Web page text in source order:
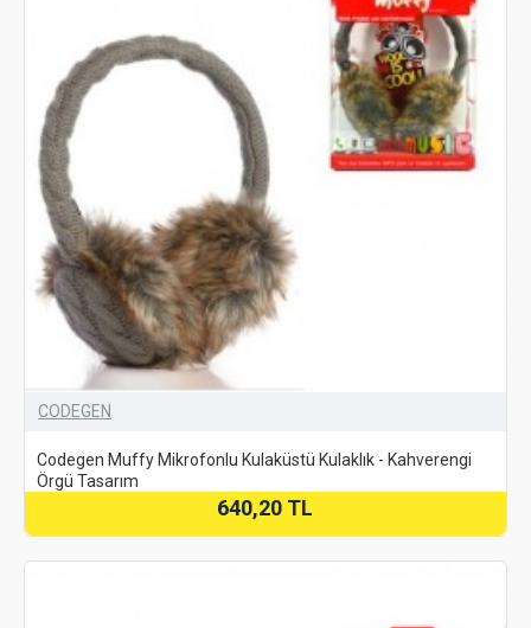
CODEGEN
Codegen Muffy Mikrofonlu Kulaküstü Kulaklık - Kahverengi
Örgü Tasarım
640,20 TL